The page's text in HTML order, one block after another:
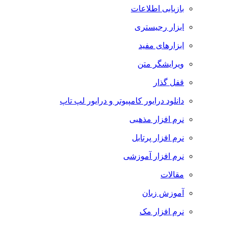
بازیابی اطلاعات
ابزار رجیستری
ابزارهای مفید
ویرایشگر متن
قفل گذار
دانلود درایور کامپیوتر و درایور لپ تاپ
نرم افزار مذهبی
نرم افزار پرتابل
نرم افزار آموزشی
مقالات
آموزش زبان
نرم افزار مک